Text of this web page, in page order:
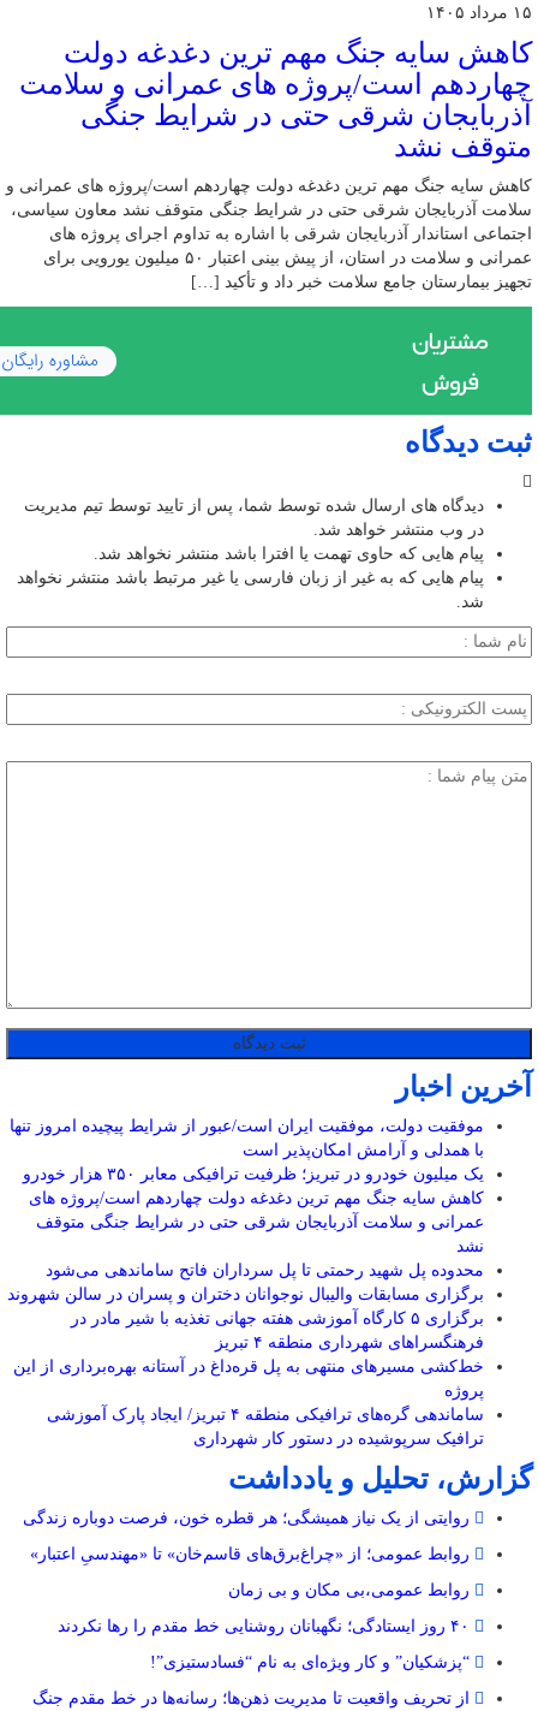
۱۵ مرداد ۱۴۰۵
کاهش سایه جنگ مهم ‌ترین دغدغه دولت
چهاردهم است/پروژه ‌های عمرانی و سلامت
آذربایجان شرقی حتی در شرایط جنگی
متوقف نشد
کاهش سایه جنگ مهم ‌ترین دغدغه دولت چهاردهم است/پروژه ‌های عمرانی و
سلامت آذربایجان شرقی حتی در شرایط جنگی متوقف نشد معاون سیاسی،
اجتماعی استاندار آذربایجان شرقی با اشاره به تداوم اجرای پروژه ‌های
عمرانی و سلامت در استان، از پیش ‌بینی اعتبار ۵۰ میلیون یورویی برای
تجهیز بیمارستان جامع سلامت خبر داد و تأکید […]
ثبت دیدگاه
دیدگاه های ارسال شده توسط شما، پس از تایید توسط تیم مدیریت
در وب منتشر خواهد شد.
پیام هایی که حاوی تهمت یا افترا باشد منتشر نخواهد شد.
پیام هایی که به غیر از زبان فارسی یا غیر مرتبط باشد منتشر نخواهد
شد.
آخرین اخبار
موفقیت دولت، موفقیت ایران است/عبور از شرایط پیچیده امروز تنها
با همدلی و آرامش امکان‌پذیر است
یک میلیون خودرو در تبریز؛ ظرفیت ترافیکی معابر ۳۵۰ هزار خودرو
کاهش سایه جنگ مهم ‌ترین دغدغه دولت چهاردهم است/پروژه ‌های
عمرانی و سلامت آذربایجان شرقی حتی در شرایط جنگی متوقف
نشد
محدوده پل شهید رحمتی تا پل سرداران فاتح ساماندهی می‌شود
برگزاری مسابقات والیبال نوجوانان دختران و پسران در سالن شهروند
برگزاری ۵ کارگاه آموزشی هفته جهانی تغذیه با شیر مادر در
فرهنگسراهای شهرداری منطقه ۴ تبریز
خط‌کشی مسیرهای منتهی به پل قره‌داغ در آستانه بهره‌برداری از این
پروژه
ساماندهی گره‌های ترافیکی منطقه ۴ تبریز/ ایجاد پارک آموزشی
ترافیک سرپوشیده در دستور کار شهرداری
گزارش، تحلیل و یادداشت
روایتی از یک نیاز همیشگی؛ هر قطره خون، فرصت دوباره زندگی
روابط عمومی؛ از «چراغ‌برق‌های قاسم‌خان» تا «مهندسیِ اعتبار»
روابط عمومی،بی مکان و بی زمان
“پزشکیان” و کار ویژه‌ای به نام “فسادستیزی”!
از تحریف واقعیت تا مدیریت ذهن‌ها؛ رسانه‌ها در خط مقدم جنگ